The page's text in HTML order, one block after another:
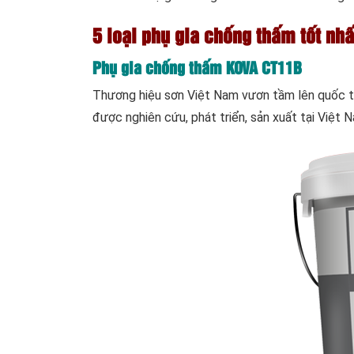
5 loại phụ gia chống thấm tốt
Phụ gia chống thấm KOVA CT11B
Thương hiệu sơn Việt Nam vươn tầm lên quốc
được nghiên cứu, phát triển, sản xuất tại Việt